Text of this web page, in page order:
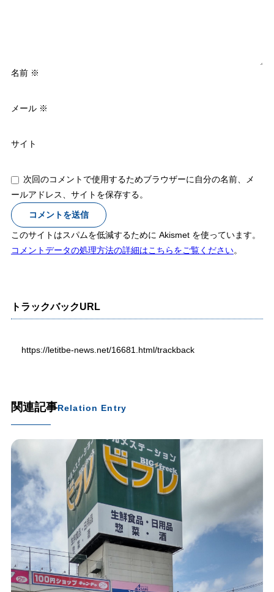
名前 ※
メール ※
サイト
次回のコメントで使用するためブラウザーに自分の名前、メ
ールアドレス、サイトを保存する。
このサイトはスパムを低減するために Akismet を使っています。
コメントデータの処理方法の詳細はこちらをご覧ください。
トラックバックURL
https://letitbe-news.net/16681.html/trackback
関連記事Relation Entry